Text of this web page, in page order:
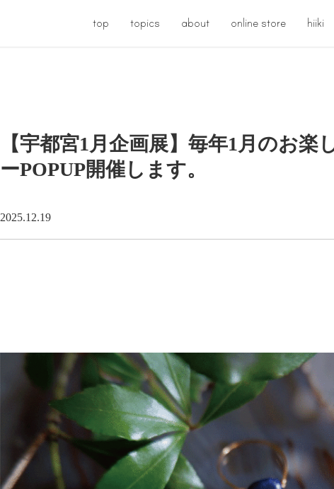
top topics about online store hiiki
【宇都宮1月企画展】毎年1月のお楽
ーPOPUP開催します。
2025.12.19